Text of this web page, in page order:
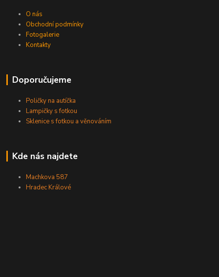
O nás
Obchodní podmínky
Fotogalerie
Kontakty
Doporučujeme
Poličky na autíčka
Lampičky s fotkou
Sklenice s fotkou a věnováním
Kde nás najdete
Machkova 587
Hradec Králové